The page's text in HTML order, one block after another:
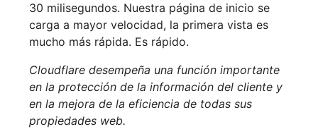
30 milisegundos. Nuestra página de inicio se
carga a mayor velocidad, la primera vista es
mucho más rápida. Es rápido.
Cloudflare desempeña una función importante
en la protección de la información del cliente y
en la mejora de la eficiencia de todas sus
propiedades web.